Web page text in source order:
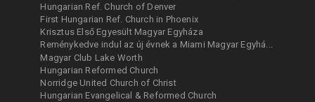
Hungarian Ref. Church of Denver
First Hungarian Ref. Church in Phoenix
Krisztus Első Egyesült Magyar Egyháza
Reménykedve indul az új évnek a Miami Magyar Egyhá...
Magyar Club Lake Worth
Hungarian Reformed Church
Norridge United Church of Christ
Hungarian Evangelical & Reformed Church